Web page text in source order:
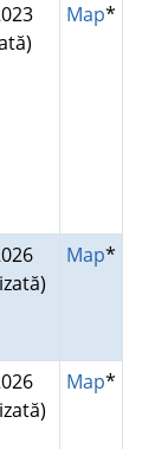
Map*
Map*
Map*